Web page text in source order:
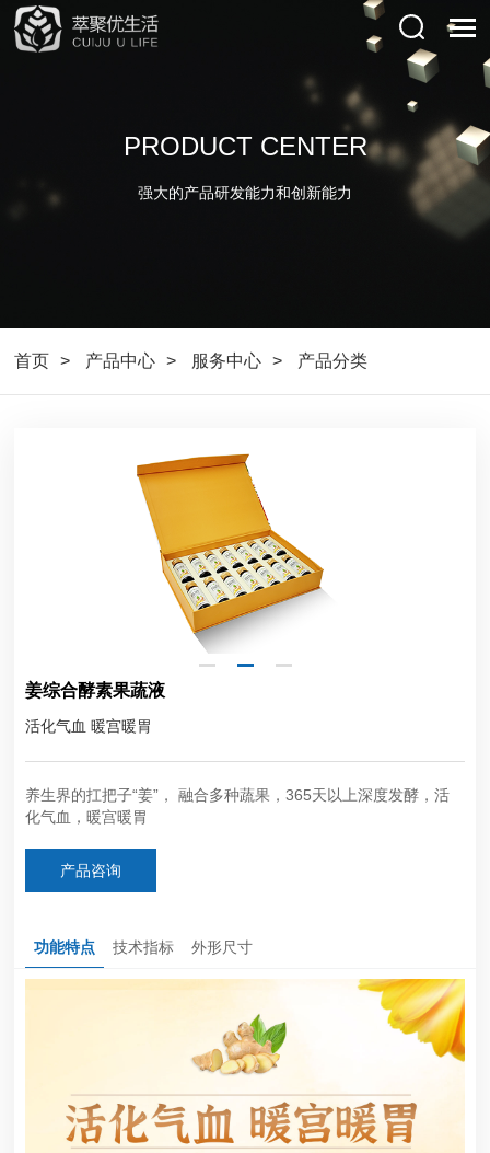
PRODUCT CENTER
强大的产品研发能力和创新能力
首页 产品中心 服务中心 产品分类
姜综合酵素果蔬液
活化气血 暖宫暖胃
养生界的扛把子“姜”， 融合多种蔬果，365天以上深度发酵，活
化气血，暖宫暖胃
产品咨询
功能特点 技术指标 外形尺寸